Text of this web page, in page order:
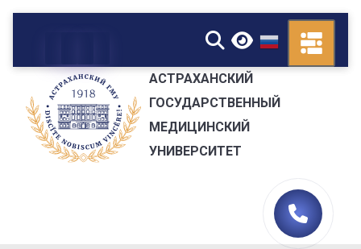
▼
АСТРАХАНСКИЙ
ГОСУДАРСТВЕННЫЙ
МЕДИЦИНСКИЙ
УНИВЕРСИТЕТ